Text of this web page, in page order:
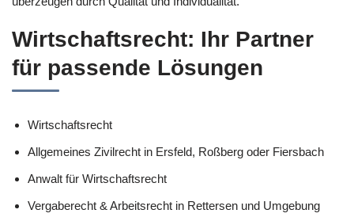
Wirtschaftsrecht: Ihr Partner
für passende Lösungen
Wirtschaftsrecht
Allgemeines Zivilrecht in Ersfeld, Roßberg oder Fiersbach
Anwalt für Wirtschaftsrecht
Vergaberecht & Arbeitsrecht in Rettersen und Umgebung